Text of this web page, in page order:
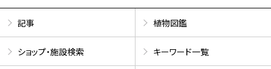
記事 植物図鑑
ショップ・施設検索 キーワード一覧